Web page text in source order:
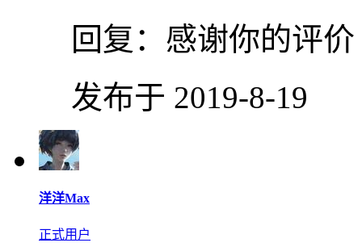
回复： 感谢你的评价
发布于 2019-8-19
洋洋Max
正式用户